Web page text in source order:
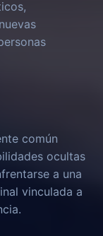
común
ocultas
a una
vinculada a